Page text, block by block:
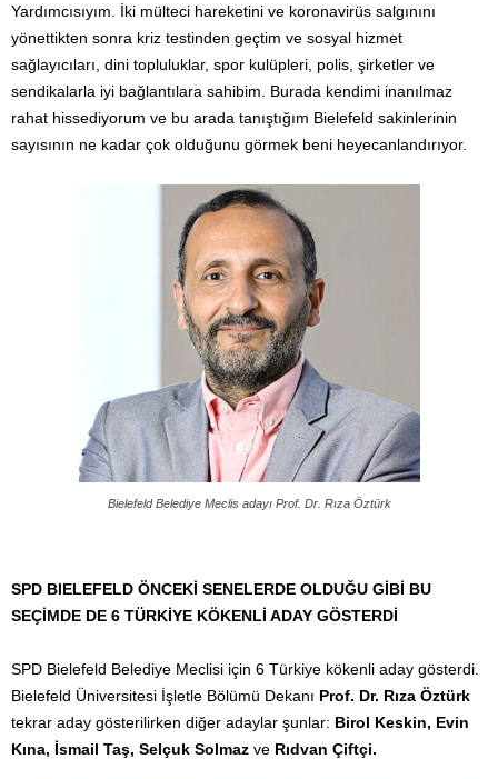
Yardımcısıyım. İki mülteci hareketini ve koronavirüs salgınını
yönettikten sonra kriz testinden geçtim ve sosyal hizmet
sağlayıcıları, dini topluluklar, spor kulüpleri, polis, şirketler ve
sendikalarla iyi bağlantılara sahibim. Burada kendimi inanılmaz
rahat hissediyorum ve bu arada tanıştığım Bielefeld sakinlerinin
sayısının ne kadar çok olduğunu görmek beni heyecanlandırıyor.
Bielefeld Belediye Meclis adayı Prof. Dr. Rıza Öztürk
SPD BIELEFELD ÖNCEKİ SENELERDE OLDUĞU GİBİ BU
SEÇİMDE DE 6 TÜRKİYE KÖKENLİ ADAY GÖSTERDİ
SPD Bielefeld Belediye Meclisi için 6 Türkiye kökenli aday gösterdi.
Bielefeld Üniversitesi İşletle Bölümü Dekanı Prof. Dr. Rıza Öztürk
tekrar aday gösterilirken diğer adaylar şunlar: Birol Keskin, Evin
Kına, İsmail Taş, Selçuk Solmaz ve Rıdvan Çiftçi.